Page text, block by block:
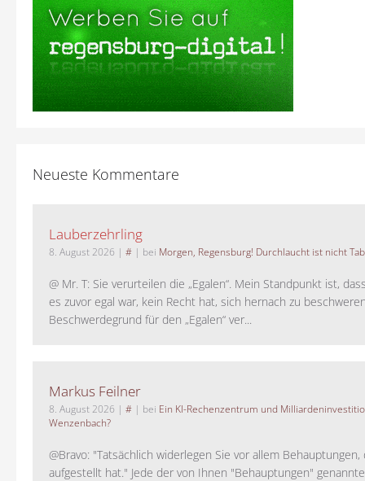
Neueste Kommentare
Lauberzehrling
8. August 2026 | # | bei Morgen, Regensburg! Durchlaucht ist nicht
@ Mr. T: Sie verurteilen die „Egalen“. Mein Standpunkt ist,
es zuvor egal war, kein Recht hat, sich hernach zu
Beschwerdegrund für den „Egalen“ ver...
Markus Feilner
8. August 2026 | # | bei Ein KI-Rechenzentrum und
Wenzenbach?
@Bravo: "Tatsächlich widerlegen Sie vor allem
aufgestellt hat." Jede der von Ihnen "Behauptungen"